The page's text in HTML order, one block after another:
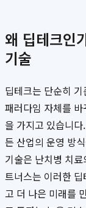
왜 딥테크인
기술
딥테크는 단순히
패러다임 자체를
을 가지고 있습니
든 산업의 운영 방
기술은 난치병 치
트너스는 이러한
고 더 나은 미래를